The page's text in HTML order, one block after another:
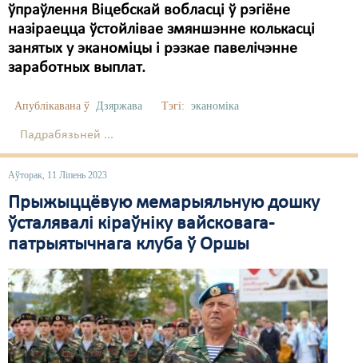
ўпраўлення Віцебскай вобласці ў рэгіёне
назіраецца ўстойлівае змяншэнне колькасці
занятых у эканоміцы і рэзкае павелічэнне
заработных выплат.
Апублікавана ў Дзяржава Тэгі: эканоміка
Падрабязьней ...
Аўторак, 11 Ліпень 2023
Прыжыццёвую мемарыяльную дошку
ўсталявалі кіраўніку вайсковага-
патрыятычнага клуба ў Оршы
Мірныя сходы
Палітвязьні
Правы дзіцяці
Распальваньне варожасьці
Рознае
Свабода слова
Свабода сумленьня
Суд
Сьмяротнае пакараньне